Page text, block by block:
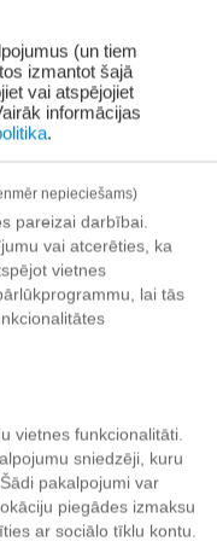
bezmaksas!
(un tiem
izmantot šajā
vai atspējojiet
informācijas
.
nepieciešams)
pareizai darbībai.
vai atcerēties, ka
vietnes
lai tās
vietnes funkcionalitāti.
sniedzēji, kuru
pakalpojumi var
piegādes izmaksu
ar sociālo tīklu kontu.